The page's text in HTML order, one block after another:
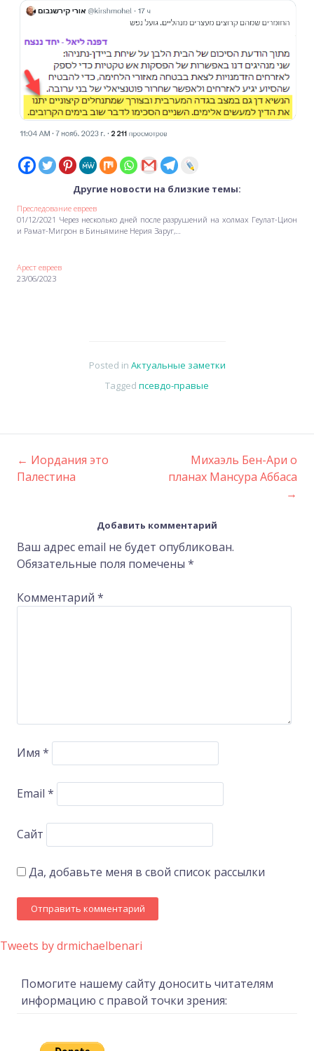
Другие новости на близкие темы:
Преследование евреев
01/12/2021 Через несколько дней после разрушений на холмах Геулат-Цион
и Рамат-Мигрон в Биньямине Нерия Заруг,…
Арест евреев
23/06/2023
Posted in Актуальные заметки
Tagged псевдо-правые
Post
navigation
← Иордания это
Палестина
Михаэль Бен-Ари о
планах Мансура Аббаса
→
Добавить комментарий
Ваш адрес email не будет опубликован.
Обязательные поля помечены *
Комментарий *
Имя *
Email *
Сайт
Да, добавьте меня в свой список рассылки
Tweets by drmichaelbenari
Помогите нашему сайту доносить читателям
информацию с правой точки зрения: